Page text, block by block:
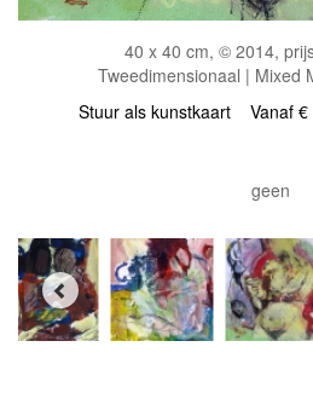
40 x 40 cm, © 2014,
Tweedimensionaal | Mixed
Stuur als kunstkaart Vanaf
geen